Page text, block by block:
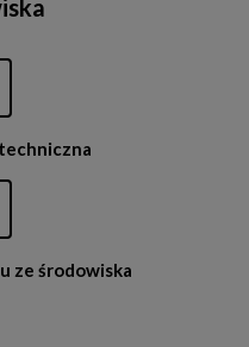
ze środowiska